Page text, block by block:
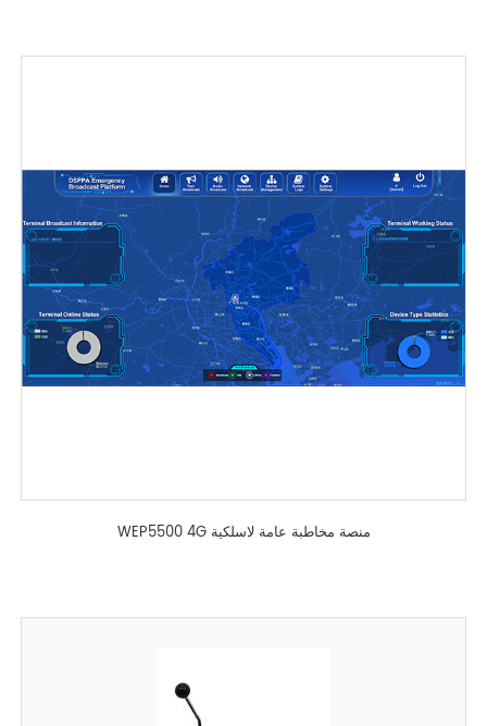
WEP5500 4G منصة مخاطبة عامة لاسلكية